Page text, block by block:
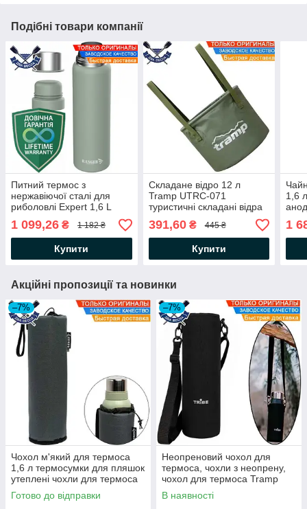
Подібні товари компанії
Питний термос з
нержавіючої сталі для
риболовлі Expert 1,6 L
термос для чаю
металевий термос для
кави сталь + харчовий
1 099,26 ₴ 1 182 ₴
Купити
Складане відро 12 л
Tramp UTRC-071
туристичні складані відра
в похід водонепроникне
відро Трамп ПВХ
391,60₴ 445 ₴
Купити
1,6
см
1
Акційні пропозиції та новинки
–7%
Чохол м'який для термоса
1,6 л термосумки для пляшок
утеплені чохли для термоса
чохол на термос Ranger 1,6 л
наповнювач 7 мм
Готово до відправки
–7%
Неопреновий чохол для
термоса, чохли з неопрену,
чохол для термоса Tramp
Expedition 1,6 л Tribe
Neoprene Cover
В наявності